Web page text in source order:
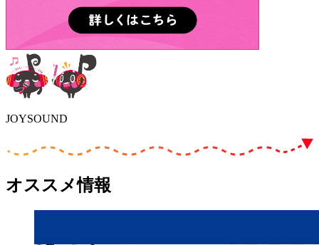
JOYSOUND
オススメ情報